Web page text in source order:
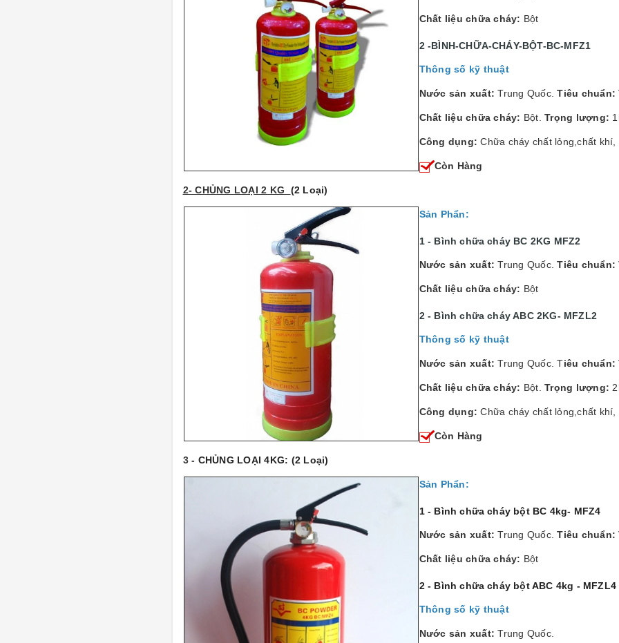
Chất liệu chữa cháy: Bột
2 -BÌNH-CHỮA-CHÁY-BỘT-BC-MFZ1
Thông số kỹ thuật
Nước sản xuất: Trung Quốc.Tiêu chuẩn:
Chất liệu chữa cháy: Bột. Trọng lượng:
Công dụng:Chữa cháy chất lỏng,chất khí,
Còn Hàng
2- CHỦNG LOẠI 2 KG (2 Loại)
Sản Phẩn:
1 - Bình chữa cháy BC 2KG MFZ2
Nước sản xuất: Trung Quốc.Tiêu chuẩn:
Chất liệu chữa cháy: Bột
2 - Bình chữa cháy ABC 2KG- MFZL2
Thông số kỹ thuật
Nước sản xuất: Trung Quốc. Tiêu chuẩn:
Chất liệu chữa cháy: Bột. Trọng lượng:
Công dụng:Chữa cháy chất lỏng,chất khí,
Còn Hàng
3 - CHỦNG LOẠI 4KG: (2 Loại)
Sản Phẩn:
1 - Bình chữa cháy bột BC 4kg- MFZ4
Nước sản xuất: Trung Quốc.Tiêu chuẩn:
Chất liệu chữa cháy: Bột
2 - Bình chữa cháy bột ABC 4kg - MFZL4
Thông số kỹ thuật
Nước sản xuất: Trung Quốc.